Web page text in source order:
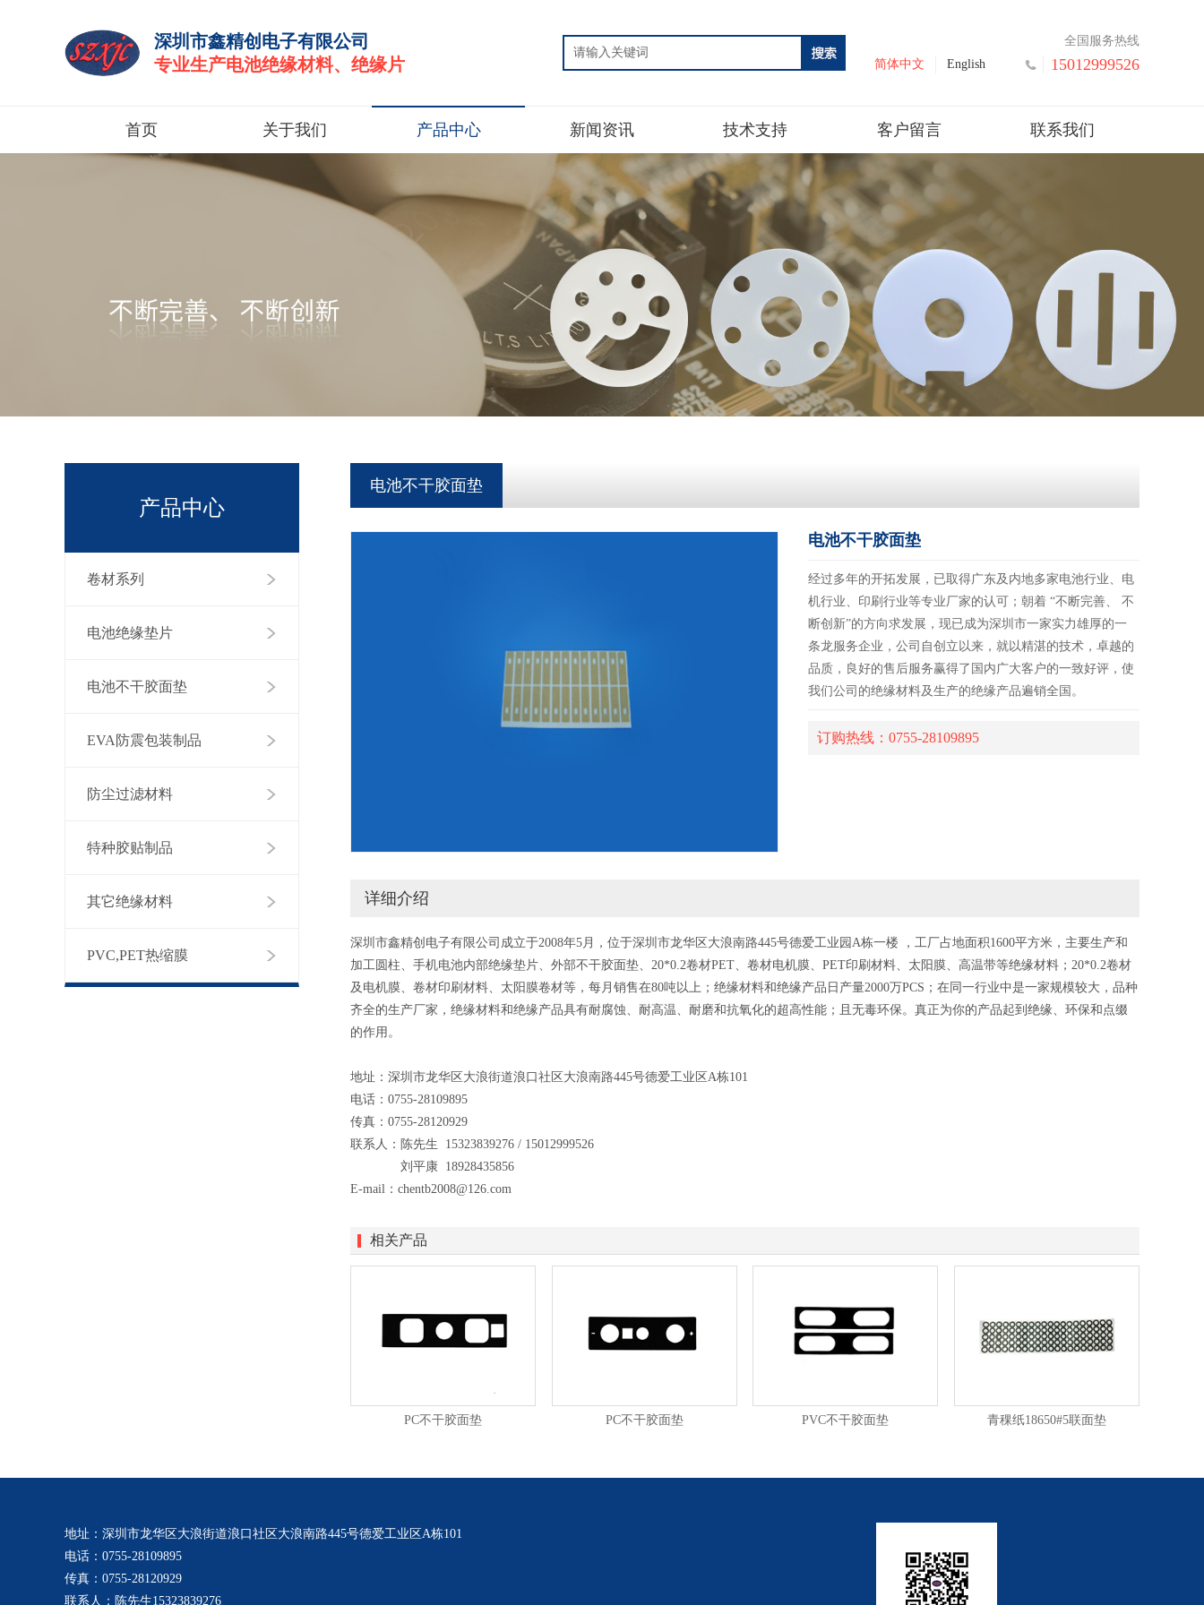
深圳市鑫精创电子有限公司
专业生产电池绝缘材料、绝缘片
全国服务热线
15012999526
简体中文 English
首页 关于我们 产品中心 新闻资讯 技术支持 客户留言 联系我们
产品中心
卷材系列
电池绝缘垫片
电池不干胶面垫
EVA防震包装制品
防尘过滤材料
特种胶贴制品
其它绝缘材料
PVC,PET热缩膜
电池不干胶面垫
电池不干胶面垫
经过多年的开拓发展，已取得广东及内地多家电池行业、电
机行业、印刷行业等专业厂家的认可；朝着 “不断完善、 不
断创新”的方向求发展，现已成为深圳市一家实力雄厚的一
条龙服务企业，公司自创立以来，就以精湛的技术，卓越的
品质，良好的售后服务赢得了国内广大客户的一致好评，使
我们公司的绝缘材料及生产的绝缘产品遍销全国。
订购热线：0755-28109895
详细介绍
深圳市鑫精创电子有限公司成立于2008年5月，位于深圳市龙华区大浪南路445号德爱工业园A栋一楼 ，工厂占地面积1600平方米，主要生产和
加工圆柱、手机电池内部绝缘垫片、外部不干胶面垫、20*0.2卷材PET、卷材电机膜、PET印刷材料、太阳膜、高温带等绝缘材料；20*0.2卷材
及电机膜、卷材印刷材料、太阳膜卷材等，每月销售在80吨以上；绝缘材料和绝缘产品日产量2000万PCS；在同一行业中是一家规模较大，品种
齐全的生产厂家，绝缘材料和绝缘产品具有耐腐蚀、耐高温、耐磨和抗氧化的超高性能；且无毒环保。真正为你的产品起到绝缘、环保和点缀
的作用。
地址：深圳市龙华区大浪街道浪口社区大浪南路445号德爱工业区A栋101
电话：0755-28109895
传真：0755-28120929
联系人：陈先生 15323839276 / 15012999526
刘平康 18928435856
E-mail：chentb2008@126.com
相关产品
PC不干胶面垫 PC不干胶面垫 PVC不干胶面垫 青稞纸18650#5联面垫
地址：深圳市龙华区大浪街道浪口社区大浪南路445号德爱工业区A栋101
电话：0755-28109895
传真：0755-28120929
联系人：陈先生15323839276